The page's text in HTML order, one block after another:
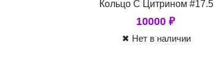
Кольцо С Цитрином #17.5
10000₽
✖ Нет в наличии